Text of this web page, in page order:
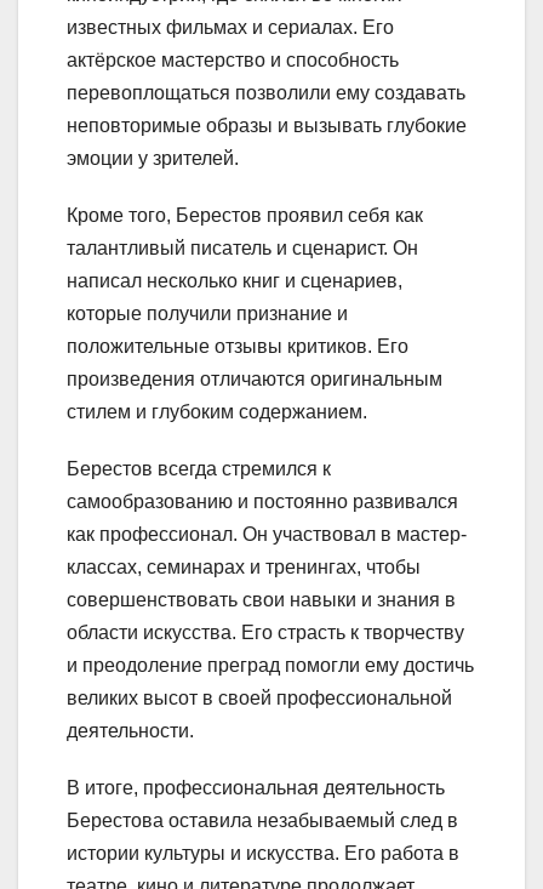
известных фильмах и сериалах. Его
актёрское мастерство и способность
перевоплощаться позволили ему создавать
неповторимые образы и вызывать глубокие
эмоции у зрителей.
Кроме того, Берестов проявил себя как
талантливый писатель и сценарист. Он
написал несколько книг и сценариев,
которые получили признание и
положительные отзывы критиков. Его
произведения отличаются оригинальным
стилем и глубоким содержанием.
Берестов всегда стремился к
самообразованию и постоянно развивался
как профессионал. Он участвовал в мастер-
классах, семинарах и тренингах, чтобы
совершенствовать свои навыки и знания в
области искусства. Его страсть к творчеству
и преодоление преград помогли ему достичь
великих высот в своей профессиональной
деятельности.
В итоге, профессиональная деятельность
Берестова оставила незабываемый след в
истории культуры и искусства. Его работа в